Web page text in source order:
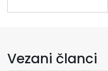
Vezani članci